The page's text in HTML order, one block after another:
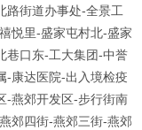
路街道办事处-全景工
悦里-盛家屯村北-盛家
巷口东-工大集团-中誉
-康达医院-出入境检疫
-燕郊开发区-步行街南
郊四街-燕郊三街-燕郊